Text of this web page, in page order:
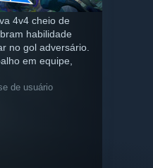
4v4 cheio de
habilidade
no gol adversário.
em equipe,
de usuário